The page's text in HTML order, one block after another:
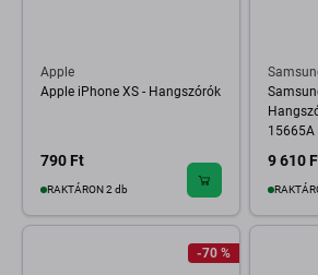
Apple
Apple iPhone XS - Hangszórók
790 Ft
RAKTÁRON 2 db
15665A
9 610
-70 %